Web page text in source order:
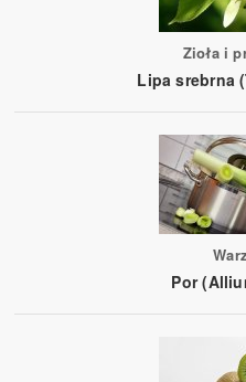
Zioła i
Lipa srebrna
Por